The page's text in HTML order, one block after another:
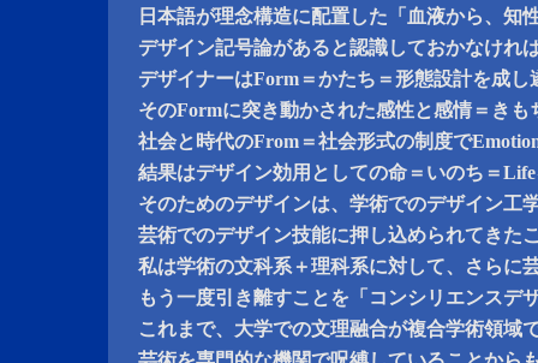
日本語が理念構造に配置した「血液から、知
デザイン記号論があると認識しておかなけれ
デザイナーはForm＝かたち＝形態設計を成し
そのFormに突き動かされた感性と感情＝きも
社会と時代のFrom＝社会形式の制度で
結果はデザイン効用としての命＝いのち＝
そのためのデザインは、学術でのデザイン工
芸術でのデザイン技能に押し込められてきた
私は学術の文科系＋理科系に対して、さらに
もう一度引き離すことを「コンシリエンスデ
これまで、大学での文理融合が複合学術領域